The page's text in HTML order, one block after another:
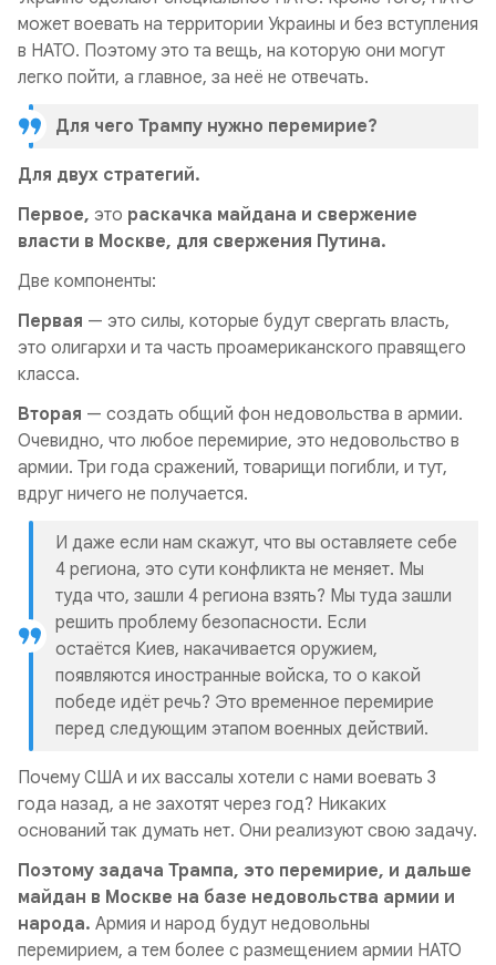
может воевать на территории Украины и без вступления
в НАТО. Поэтому это та вещь, на которую они могут
легко пойти, а главное, за неё не отвечать.
Для чего Трампу нужно перемирие?
Для двух стратегий.
Первое, это раскачка майдана и свержение
власти в Москве, для свержения Путина.
Две компоненты:
Первая — это силы, которые будут свергать власть,
это олигархи и та часть проамериканского правящего
класса.
Вторая — создать общий фон недовольства в армии.
Очевидно, что любое перемирие, это недовольство в
армии. Три года сражений, товарищи погибли, и тут,
вдруг ничего не получается.
И даже если нам скажут, что вы оставляете себе
4 региона, это сути конфликта не меняет. Мы
туда что, зашли 4 региона взять? Мы туда зашли
решить проблему безопасности. Если
остаётся Киев, накачивается оружием,
появляются иностранные войска, то о какой
победе идёт речь? Это временное перемирие
перед следующим этапом военных действий.
Почему США и их вассалы хотели с нами воевать 3
года назад, а не захотят через год? Никаких
оснований так думать нет. Они реализуют свою задачу.
Поэтому задача Трампа, это перемирие, и дальше
майдан в Москве на базе недовольства армии и
народа. Армия и народ будут недовольны
перемирием, а тем более с размещением армии НАТО